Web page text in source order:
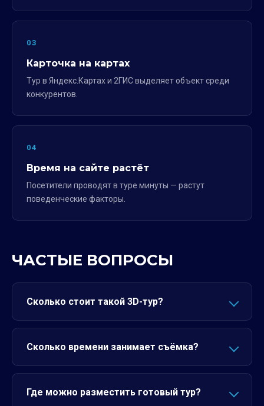
03
Карточка на картах
Тур в Яндекс.Картах и 2ГИС выделяет объект среди
конкурентов.
04
Время на сайте растёт
Посетители проводят в туре минуты — растут
поведенческие факторы.
ЧАСТЫЕ ВОПРОСЫ
Сколько стоит такой 3D-тур?
Сколько времени занимает съёмка?
Где можно разместить готовый тур?